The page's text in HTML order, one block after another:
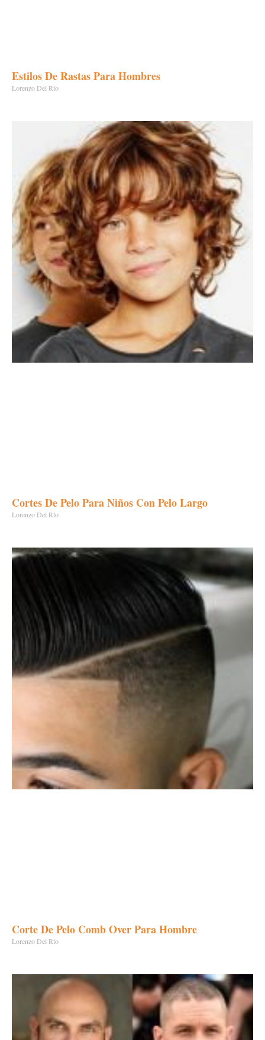
Estilos De Rastas Para Hombres
Lorenzo Del Río
Cortes De Pelo Para Niños Con Pelo Largo
Lorenzo Del Río
Corte De Pelo Comb Over Para Hombre
Lorenzo Del Río